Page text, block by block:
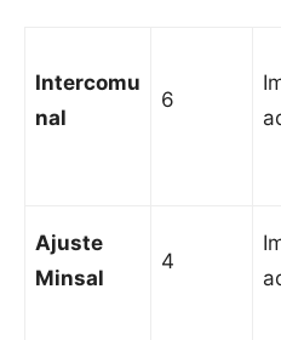
Intercomu
nal
6
Ajuste
Minsal
4